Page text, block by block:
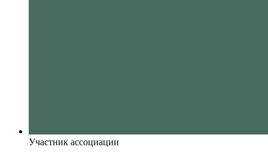
Участник ассоциации